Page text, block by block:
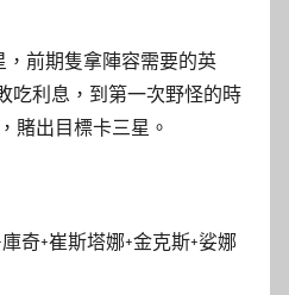
，前期隻拿陣容需要的英
吃利息，到第一次野怪的時
賭出目標卡三星。
奇+崔斯塔娜+金克斯+娑娜